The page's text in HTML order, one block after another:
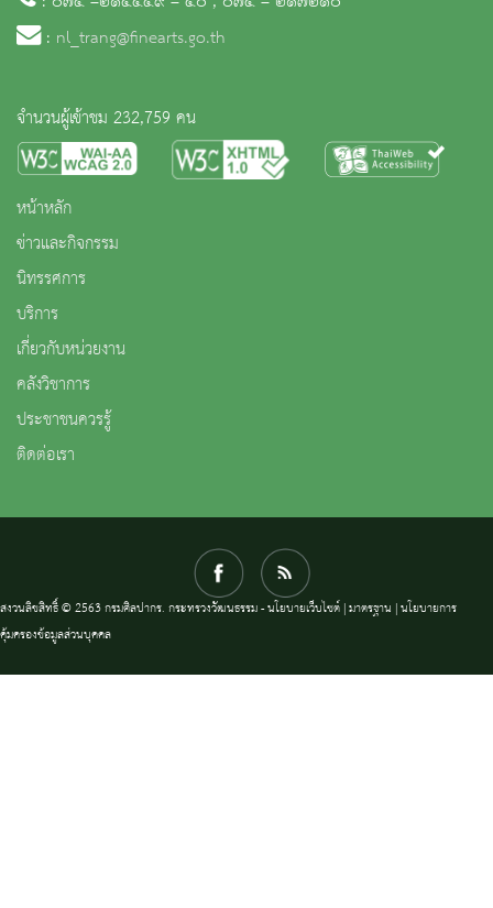
: nl_trang@finearts.go.th
จำนวนผู้เข้าชม 232,759 คน
หน้าหลัก
ข่าวและกิจกรรม
นิทรรศการ
บริการ
เกี่ยวกับหน่วยงาน
คลังวิชาการ
ประชาชนควรรู้
ติดต่อเรา
สงวนลิขสิทธิ์ © 2563 กรมศิลปากร. กระทรวงวัฒนธรรม -นโยบายเว็บไซต์|มาตรฐาน |นโยบายการ
คุ้มครองข้อมูลส่วนบุคคล